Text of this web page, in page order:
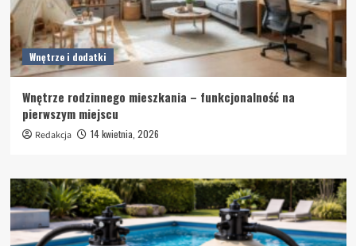
Wnętrze i dodatki
Wnętrze rodzinnego mieszkania – funkcjonalność na
pierwszym miejscu
Redakcja 14 kwietnia, 2026